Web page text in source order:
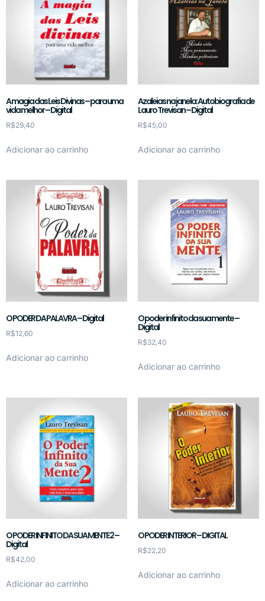
A magia das Leis Divinas – para uma
vida melhor – Digital
R$29,40
Adicionar ao carrinho
Azaleias na janela: Autobiografia de
Lauro Trevisan – Digital
R$45,00
Adicionar ao carrinho
O PODER DA PALAVRA – Digital
R$12,60
Adicionar ao carrinho
O poder infinito da sua mente –
Digital
R$32,40
Adicionar ao carrinho
O PODER INFINITO DA SUA MENTE 2 –
Digital
R$42,00
Adicionar ao carrinho
O PODER INTERIOR – DIGITAL
R$22,20
Adicionar ao carrinho